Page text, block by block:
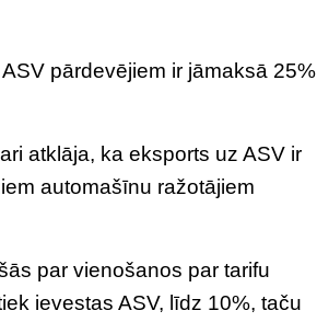
pārdevējiem ir jāmaksā 25%
atklāja, ka eksports uz ASV ir
automašīnu ražotājiem
par vienošanos par tarifu
ievestas ASV, līdz 10%, taču